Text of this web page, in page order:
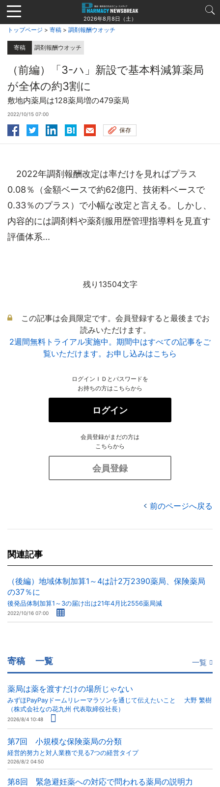
Jump
to
navigation
2026年8月8日（土）
トップページ > 寄稿 > 調剤報酬ウオッチ
寄稿 調剤報酬ウオッチ
（前編）「3-ハ」新設で基本料減算薬局
が全体の約3割に
敷地内薬局は128薬局増の479薬局
2022/10/15 07:00
保存
2022年調剤報酬改定は率だけを見ればプラス
0.08％（金額ベースで約62億円、技術料ベースで
0.33％のプラス）で小幅な改定と言える。しかし、
内容的には調剤料や薬剤服用歴管理指導料を見直す
評価体系...
残り13504文字
この記事は会員限定です。会員登録すると最後までお
読みいただけます。
2週間無料トライアル実施中。期間中はすべての記事をご
覧いただけます。お申し込みはこちら
ログインＩＤとパスワードを
お持ちの方はこちらから
ログイン
会員登録がまだの方は
こちらから
会員登録
前のページへ戻る
関連記事
（後編）地域体制加算1～4は計2万2390薬局、保険薬局
の37％に
後発品体制加算1～3の届け出は21年4月比2556薬局減
2022/10/16 07:00
寄稿 一覧 一覧
薬局は薬を渡すだけの場所じゃない
みずほPayPayドームリレーマラソンを通じて伝えたいこと 大野 繁樹
（株式会社なの花九州 代表取締役社長）
2026/8/4 10:48
第7回 小規模な保険薬局の分類
経営的努力と対人業務で見る7つの経営タイプ
2026/8/2 04:50
第8回 緊急避妊薬への対応で問われる薬局の説明力